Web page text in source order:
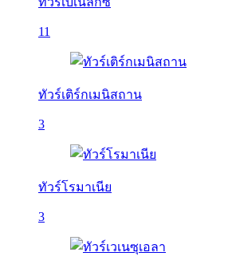
11
ทัวร์เติร์กเมนิสถาน
3
ทัวร์โรมาเนีย
3